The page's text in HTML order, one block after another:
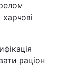
раціон